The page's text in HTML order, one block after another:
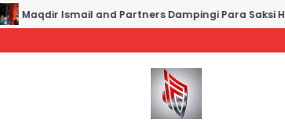
Maqdir Ismail and Partners Dampingi Para Saksi